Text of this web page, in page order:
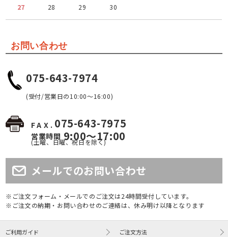
27
28 29 30
お問い合わせ
075-643-7974
(受付/営業日の10:00～16:00)
FAX. 075-643-7975
営業時間 9:00～17:00
(土曜、日曜、祝日を除く)
メールでのお問い合わせ
※ご注文フォーム・メールでのご注文は24時間受付しています。
※ご注文の納期・お問い合わせのご連絡は、休み明け以降となります
ご利用ガイド ご注文方法